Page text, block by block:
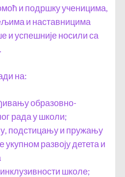
и подршку ученицима,
и наставницима
и успешније носили са
на:
образовно-
рада у школи;
подстицању и пружању
укупном развоју детета и
инклузивности школе;